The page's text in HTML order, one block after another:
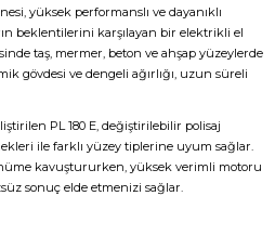
yüksek performanslı ve dayanıklı
beklentilerini karşılayan bir elektrikli el
taş, mermer, beton ve ahşap yüzeylerde
gövdesi ve dengeli ağırlığı, uzun süreli
PL 180 E, değiştirilebilir polisaj
ile farklı yüzey tiplerine uyum sağlar.
kavuştururken, yüksek verimli motoru
sonuç elde etmenizi sağlar.